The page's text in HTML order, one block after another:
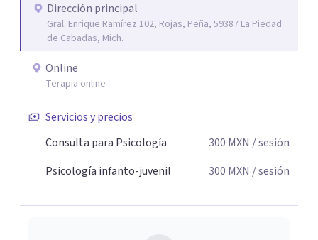
Dirección principal
Gral. Enrique Ramírez 102, Rojas, Peña, 59387 La Piedad
de Cabadas, Mich.
Online
Terapia online
Servicios y precios
Consulta para Psicología
300 MXN / sesión
Psicología infanto-juvenil
300 MXN / sesión